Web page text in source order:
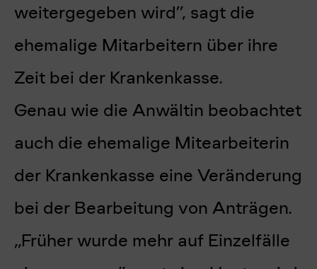
weitergegeben wird”, sagt die
ehemalige Mitarbeitern über ihre
Zeit bei der Krankenkasse.
Genau wie die Anwältin beobachtet
auch die ehemalige Mitearbeiterin
der Krankenkasse eine Veränderung
bei der Bearbeitung von Anträgen.
„Früher wurde mehr auf Einzelfälle